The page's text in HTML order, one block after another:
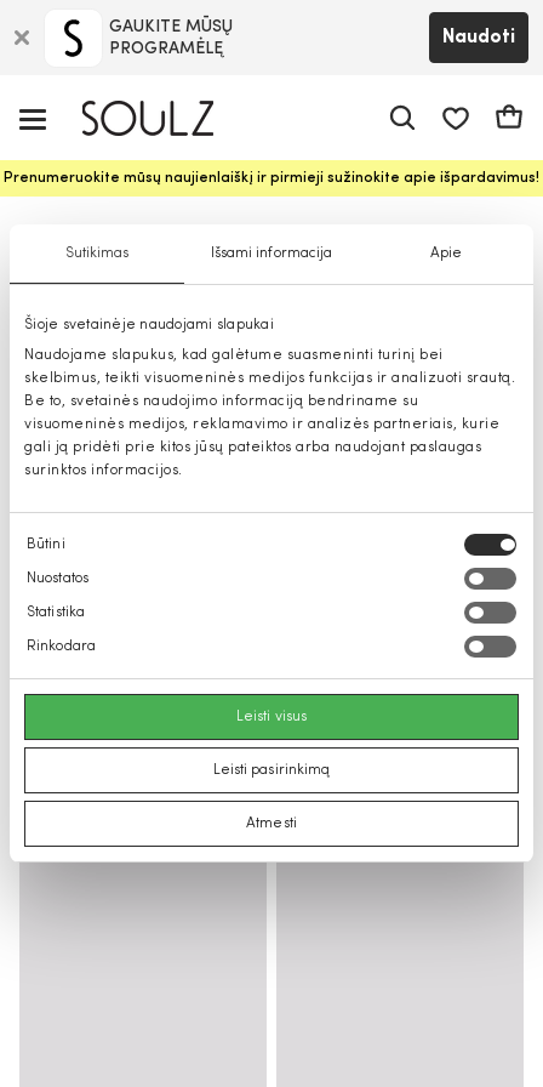
Sutikimas Išsami informacija Apie
Šioje svetainėje naudojami slapukai
Naudojame slapukus, kad galėtume suasmeninti turinį bei
skelbimus, teikti visuomeninės medijos funkcijas ir analizuoti srautą.
Be to, svetainės naudojimo informaciją bendriname su
visuomeninės medijos, reklamavimo ir analizės partneriais, kurie
gali ją pridėti prie kitos jūsų pateiktos arba naudojant paslaugas
surinktos informacijos.
Sutikimo
pasirinkimas
Būtini
Nuostatos
Statistika
Rinkodara
Leisti visus
Leisti pasirinkimą
Atmesti
GAUKITE MŪSŲ
PROGRAMĖLĘ
Naudoti
Prenumeruokite mūsų naujienlaiškį ir pirmieji sužinokite apie išpardavimus!
Maudymosi apranga vyrams